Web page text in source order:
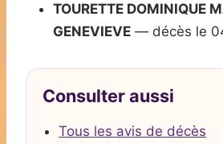
TOURETTE DOMINIQUE
GENEVIEVE — décès le
Consulter aussi
Tous les avis de décès